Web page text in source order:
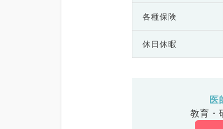
各種保険
休日休暇
医
教育・